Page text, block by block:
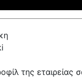
της εταιρείας